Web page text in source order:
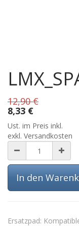
12,90€
8,33 €
Ust. im Preis inkl.
exkl. Versandkosten
In den
Ersatzpad: